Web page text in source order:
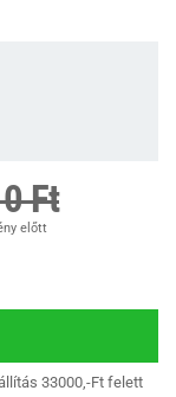
Ft
előtt
33000,-Ft felett